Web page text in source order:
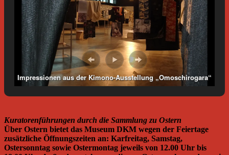
Impressionen aus der Kimono-Ausstellung „Omoschirogara“
Kuratorenführungen durch die Sammlung zu Ostern
Über Ostern bietet das Museum DKM wegen der Feiertage
zusätzliche Öffnungszeiten an: Karfreitag, Samstag,
Ostersonntag sowie Ostermontag jeweils von 12.00 Uhr bis